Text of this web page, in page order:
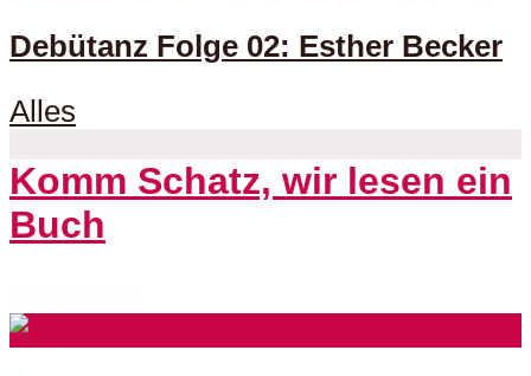
Debütanz Folge 02: Esther Becker
Alles
Komm Schatz, wir lesen ein
Buch